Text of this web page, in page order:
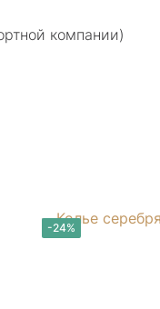
компании)
-24%